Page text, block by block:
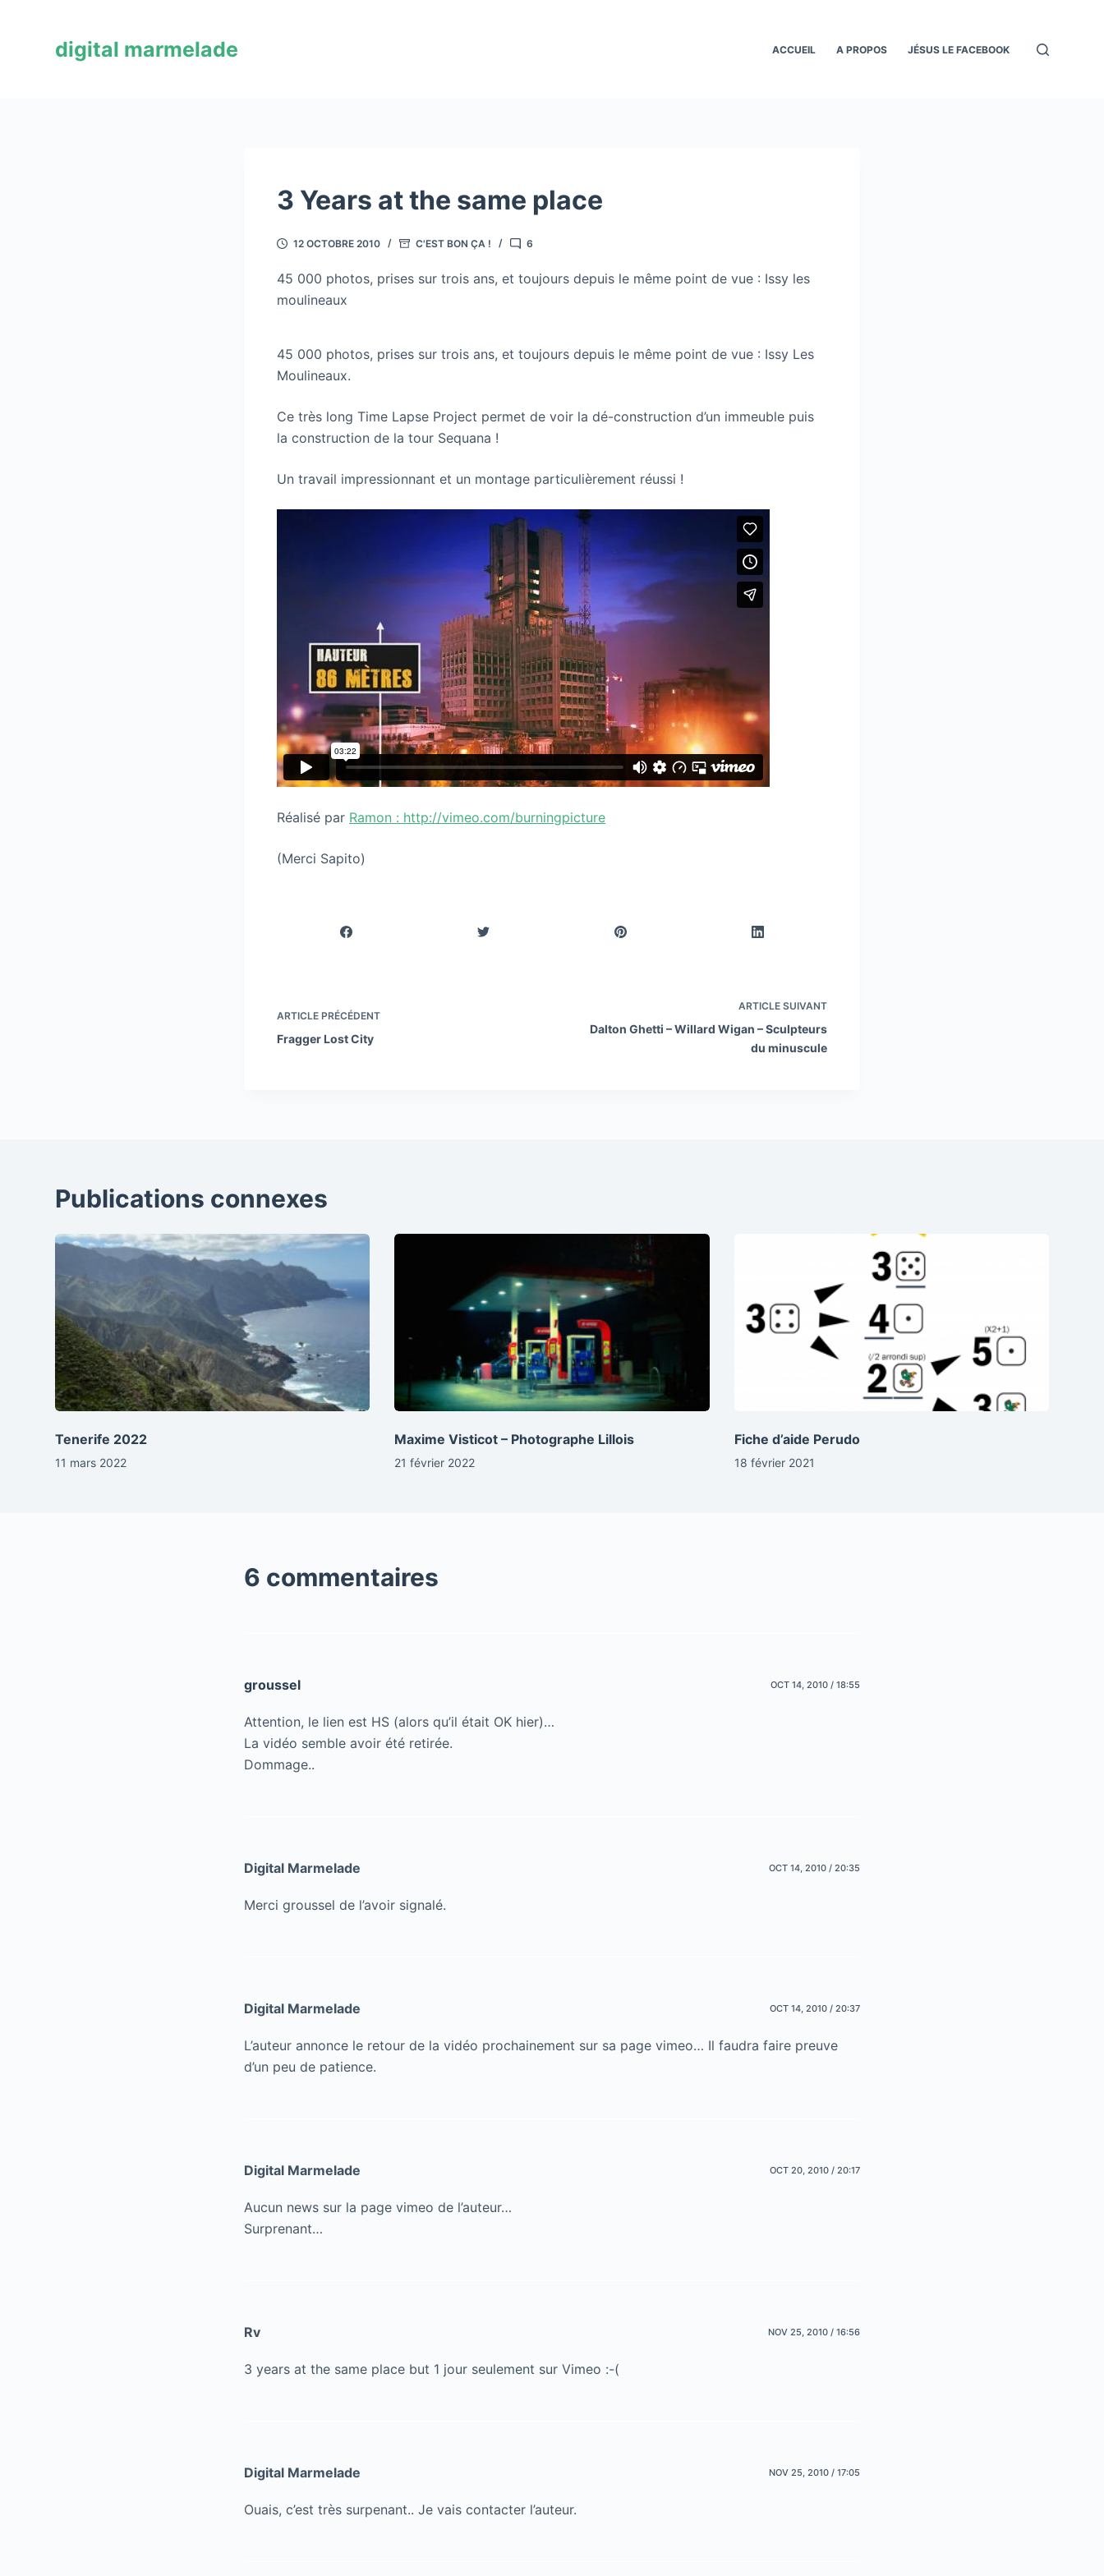
digital marmelade ACCUEIL A PROPOS JÉSUS LE FACEBOOK
3 Years at the same place
12 OCTOBRE 2010 C'EST BON ÇA ! 6
45 000 photos, prises sur trois ans, et toujours depuis le même point de vue : Issy les
moulineaux
45 000 photos, prises sur trois ans, et toujours depuis le même point de vue : Issy Les
Moulineaux.
Ce très long Time Lapse Project permet de voir la dé-construction d’un immeuble puis
la construction de la tour Sequana !
Un travail impressionnant et un montage particulièrement réussi !
Réalisé par Ramon : http://vimeo.com/burningpicture
(Merci Sapito)
ARTICLE PRÉCÉDENT
Fragger Lost City
ARTICLE SUIVANT
Dalton Ghetti – Willard Wigan – Sculpteurs
du minuscule
Publications connexes
Tenerife 2022
11 mars 2022
Maxime Visticot – Photographe Lillois
21 février 2022
Fiche d’aide Perudo
18 février 2021
6 commentaires
groussel OCT 14, 2010 / 18:55
Attention, le lien est HS (alors qu’il était OK hier)…
La vidéo semble avoir été retirée.
Dommage..
Digital Marmelade OCT 14, 2010 / 20:35
Merci groussel de l’avoir signalé.
Digital Marmelade OCT 14, 2010 / 20:37
L’auteur annonce le retour de la vidéo prochainement sur sa page vimeo… Il faudra faire preuve
d’un peu de patience.
Digital Marmelade OCT 20, 2010 / 20:17
Aucun news sur la page vimeo de l’auteur…
Surprenant…
Rv NOV 25, 2010 / 16:56
3 years at the same place but 1 jour seulement sur Vimeo :-(
Digital Marmelade NOV 25, 2010 / 17:05
Ouais, c’est très surpenant.. Je vais contacter l’auteur.